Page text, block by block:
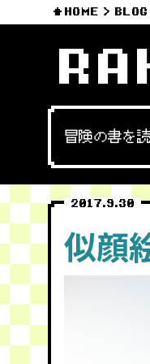
HOME BLOG
冒険の書を
2017.9.30
似顔